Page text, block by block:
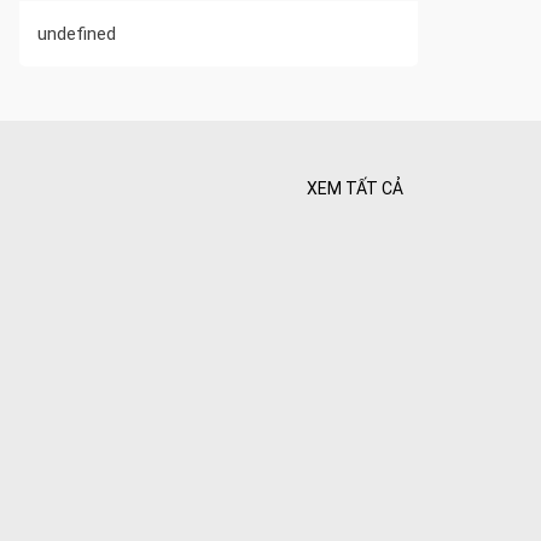
undefined
XEM TẤT CẢ